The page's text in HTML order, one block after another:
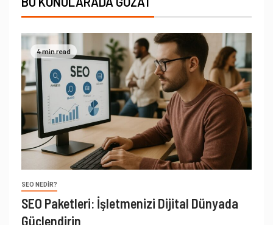
4 min read
SEO NEDIR?
SEO Paketleri: İşletmenizi Dijital Dünyada
Güçlendirin